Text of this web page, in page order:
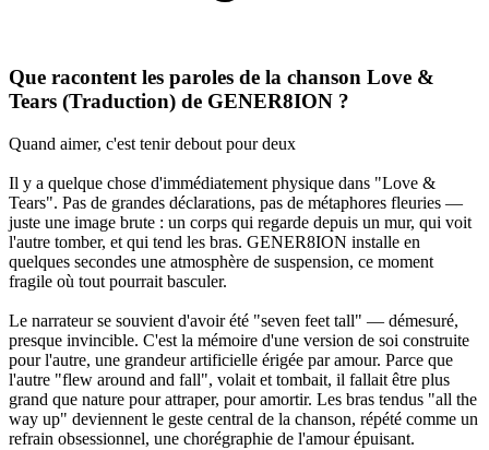
Que racontent les paroles de la chanson Love &
Tears (Traduction) de GENER8ION ?
Quand aimer, c'est tenir debout pour deux
Il y a quelque chose d'immédiatement physique dans "Love &
Tears". Pas de grandes déclarations, pas de métaphores fleuries —
juste une image brute : un corps qui regarde depuis un mur, qui voit
l'autre tomber, et qui tend les bras. GENER8ION installe en
quelques secondes une atmosphère de suspension, ce moment
fragile où tout pourrait basculer.
Le narrateur se souvient d'avoir été "seven feet tall" — démesuré,
presque invincible. C'est la mémoire d'une version de soi construite
pour l'autre, une grandeur artificielle érigée par amour. Parce que
l'autre "flew around and fall", volait et tombait, il fallait être plus
grand que nature pour attraper, pour amortir. Les bras tendus "all the
way up" deviennent le geste central de la chanson, répété comme un
refrain obsessionnel, une chorégraphie de l'amour épuisant.